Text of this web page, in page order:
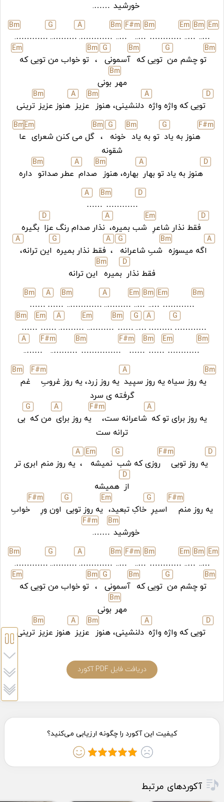
خورشید …….
Em
…..
Bm
…..
Em
…………
Bm
…..
F#m
…..
Bm
………….
A
………..
G
………….
Bm
Bm
تو چشم من
G
تویی که
Bm
آسمونی
G
،
Bm
تو خواب من تویی که
Em
مهر
Bm
بونی
D
تویی که واژه واژه
A
دلنشینی، هنوز
Bm
عزیز
A
هنوز عزیز
Bm
ترینی
F#m
هنوز به یاد
G
تو به یاد
Bm
خونه
G
،
Bm
گل می کنن شعرای
Em
عا
Bm
شقونه
D
هنوز به یاد تو بهار
A
بهاره، هنوز
Bm
صدام
A
عطر صداتو
Bm
داره
D
…………
Bm
……
A
D
فقط نذار شاعرِ
Em
شب بمیره،
A
نذار صدام رنگ عزا
D
بگیره
A
اگه میسوزه
Bm
شبِ شاعرانه
G
،
A
فقط نذار بمیره
G
این ترانه،
A
فقط نذار
D
بمیره
Bm
این ترانه
Bm
…………
Em
…..
Bm
…..
Em
………..
A
…………..
Bm
……
A
……
Bm
…………
G
………
A
…..
G
……
Bm
………..
Em
……….
A
……
Em
……
Bm
Bm
…………
Em
……
Bm
……
F#m
……………
Bm
………..
F#m
……..
A
Bm
یه روز سیاه یه روز سپید
A
یه روز زرد، یه روز غروبِ
F#m
غم
Bm
گرفته ی سرد
یه روز برای تو که
A
شاعرانه ست،
F#m
یه روز برای
A
من که
G
بی
ترانه ست
D
یه روز تویی
F#m
روزی که شب
G
نمیشه
Em
،
A
یه روز منم ابری تر
از
D
همیشه
یه روز منم
F#m
اسیرِ
G
خاکِ تبعید،
Em
یه روز تویی
G
اون ورِ
F#m
خوابِ
خورشید
Bm
…….
F#m
Em
…..
Bm
…..
Em
…………
Bm
…..
F#m
…..
Bm
………….
A
………..
G
………….
Bm
Bm
تو چشم من
G
تویی که
Bm
آسمونی
G
،
Bm
تو خواب من تویی که
Em
مهر
Bm
بونی
D
تویی که واژه واژه
A
دلنشینی، هنوز
Bm
عزیز
A
هنوز عزیز
Bm
ترینی
دریافت فایل PDF آکورد
آکوردهای مرتبط